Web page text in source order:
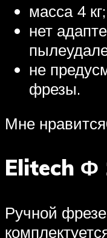
масса 4 кг;
нет
не
фрезы.
Мне
Elitech Ф
Ручной